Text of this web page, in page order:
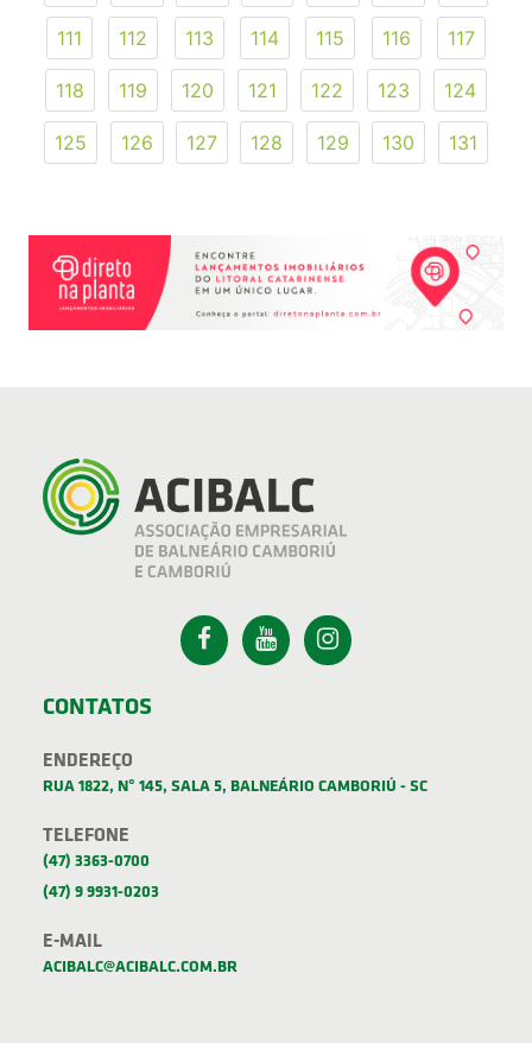
111 112 113 114 115 116 117
118 119 120 121 122 123 124
125 126 127 128 129 130 131
CONTATOS
ENDEREÇO
RUA 1822, Nº 145, SALA 5, BALNEÁRIO CAMBORIÚ - SC
TELEFONE
(47) 3363-0700
(47) 9 9931-0203
E-MAIL
ACIBALC@ACIBALC.COM.BR